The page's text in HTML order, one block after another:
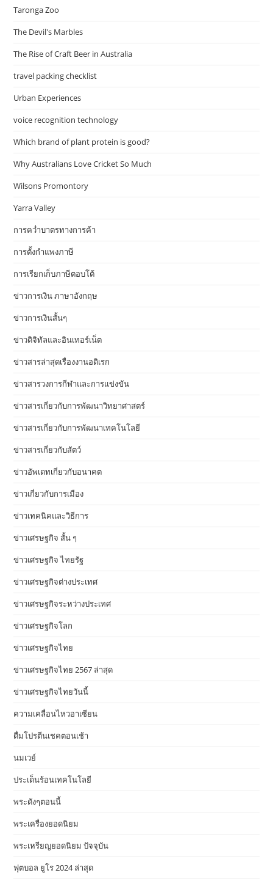
Taronga Zoo
The Devil's Marbles
The Rise of Craft Beer in Australia
travel packing checklist
Urban Experiences
voice recognition technology
Which brand of plant protein is good?
Why Australians Love Cricket So Much
Wilsons Promontory
Yarra Valley
การคว่ำบาตรทางการค้า
การตั้งกำแพงภาษี
การเรียกเก็บภาษีตอบโต้
ข่าวการเงิน ภาษาอังกฤษ
ข่าวการเงินสั้นๆ
ข่าวดิจิทัลและอินเทอร์เน็ต
ข่าวสารล่าสุดเรื่องงานอดิเรก
ข่าวสารวงการกีฬาและการแข่งขัน
ข่าวสารเกี่ยวกับการพัฒนาวิทยาศาสตร์
ข่าวสารเกี่ยวกับการพัฒนาเทคโนโลยี
ข่าวสารเกี่ยวกับสัตว์
ข่าวอัพเดทเกี่ยวกับอนาคต
ข่าวเกี่ยวกับการเมือง
ข่าวเทคนิคและวิธีการ
ข่าวเศรษฐกิจ สั้น ๆ
ข่าวเศรษฐกิจ ไทยรัฐ
ข่าวเศรษฐกิจต่างประเทศ
ข่าวเศรษฐกิจระหว่างประเทศ
ข่าวเศรษฐกิจโลก
ข่าวเศรษฐกิจไทย
ข่าวเศรษฐกิจไทย 2567 ล่าสุด
ข่าวเศรษฐกิจไทยวันนี้
ความเคลื่อนไหวอาเซียน
ดื่มโปรตีนเชคตอนเช้า
นมเวย์
ประเด็นร้อนเทคโนโลยี
พระดังๆตอนนี้
พระเครื่องยอดนิยม
พระเหรียญยอดนิยม ปัจจุบัน
ฟุตบอล ยูโร 2024 ล่าสุด